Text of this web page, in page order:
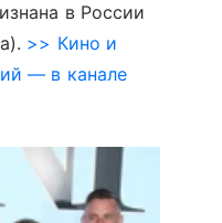
в России
>> Кино и
— в канале